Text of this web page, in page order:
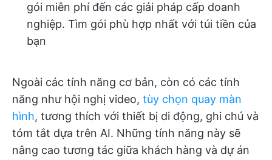
gói miễn phí đến các giải pháp cấp doanh
nghiệp. Tìm gói phù hợp nhất với túi tiền của
bạn
Ngoài các tính năng cơ bản, còn có các tính
năng như hội nghị video, tùy chọn quay màn
hình, tương thích với thiết bị di động, ghi chú và
tóm tắt dựa trên AI. Những tính năng này sẽ
nâng cao tương tác giữa khách hàng và dự án